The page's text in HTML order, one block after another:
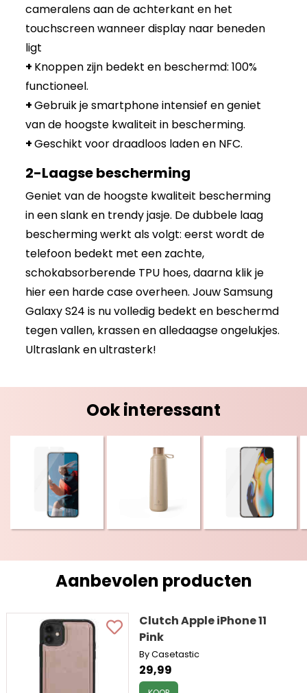
cameralens aan de achterkant en het
touchscreen wanneer display naar beneden
ligt
+ Knoppen zijn bedekt en beschermd: 100%
functioneel.
+Gebruik je smartphone intensief en geniet
van de hoogste kwaliteit in bescherming.
+Geschikt voor draadloos laden en NFC.
2-Laagse bescherming
Geniet van de hoogste kwaliteit bescherming
in een slank en trendy jasje. De dubbele laag
bescherming werkt als volgt: eerst wordt de
telefoon bedekt met een zachte,
schokabsorberende TPU hoes, daarna klik je
hier een harde case overheen. Jouw Samsung
Galaxy S24 is nu volledig bedekt en beschermd
tegen vallen, krassen en alledaagse ongelukjes.
Ultraslank en ultrasterk!
Ook interessant
Aanbevolen producten
Clutch Apple iPhone 11
Pink
By Casetastic
29,99